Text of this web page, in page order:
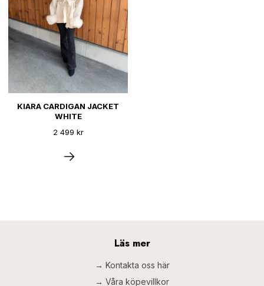
KIARA CARDIGAN JACKET
WHITE
2 499 kr
Läs mer
→ Kontakta oss här
→ Våra köpevillkor